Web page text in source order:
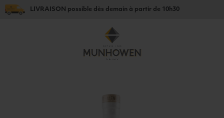
LIVRAISON possible dès demain à partir de 10h30